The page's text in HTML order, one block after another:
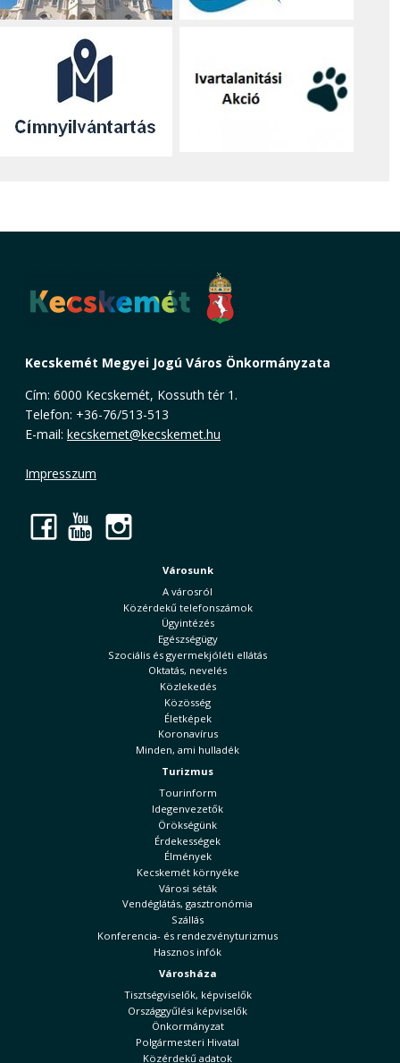
Kecskemét Megyei Jogú Város Önkormányzata
Cím: 6000 Kecskemét, Kossuth tér 1.
Telefon: +36-76/513-513
E-mail: kecskemet@kecskemet.hu
Impresszum
Facebook
YouTube
Városunk
A városról
Közérdekű telefonszámok
Ügyintézés
Egészségügy
Szociális és gyermekjóléti ellátás
Oktatás, nevelés
Közlekedés
Közösség
Életképek
Koronavírus
Minden, ami hulladék
Turizmus
Tourinform
Idegenvezetők
Örökségünk
Érdekességek
Élmények
Kecskemét környéke
Városi séták
Vendéglátás, gasztronómia
Szállás
Konferencia- és rendezvényturizmus
Hasznos infók
Városháza
Tisztségviselők, képviselők
Országgyűlési képviselők
Önkormányzat
Polgármesteri Hivatal
Közérdekű adatok